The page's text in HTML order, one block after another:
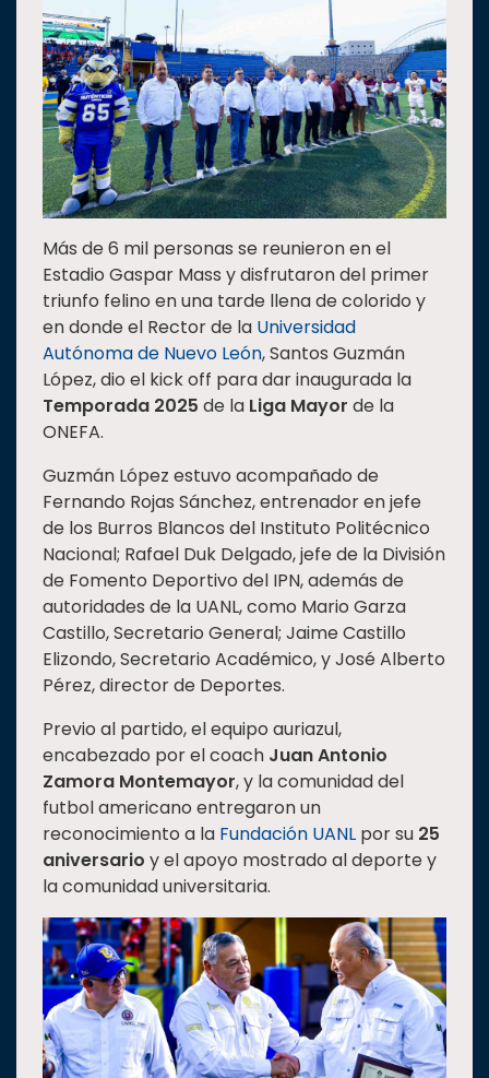
Oferta
educativa
Estudiantes
Rectoría
Investigación
Internacionalización
Responsabilidad
social
Vinculación
Historia
Universiada
Nacional
Más de 6 mil personas se reunieron en el
Estadio Gaspar Mass y disfrutaron del primer
triunfo felino en una tarde llena de colorido y
en donde el Rector de la Universidad
Autónoma de Nuevo León, Santos Guzmán
López, dio el kick off para dar inaugurada la
Temporada 2025 de la Liga Mayor de la
ONEFA.
Guzmán López estuvo acompañado de
Fernando Rojas Sánchez, entrenador en jefe
de los Burros Blancos del Instituto Politécnico
Nacional; Rafael Duk Delgado, jefe de la División
de Fomento Deportivo del IPN, además de
autoridades de la UANL, como Mario Garza
Castillo, Secretario General; Jaime Castillo
Elizondo, Secretario Académico, y José Alberto
Pérez, director de Deportes.
Previo al partido, el equipo auriazul,
encabezado por el coach Juan Antonio
Zamora Montemayor, y la comunidad del
futbol americano entregaron un
reconocimiento a la Fundación UANL por su 25
aniversario y el apoyo mostrado al deporte y
la comunidad universitaria.